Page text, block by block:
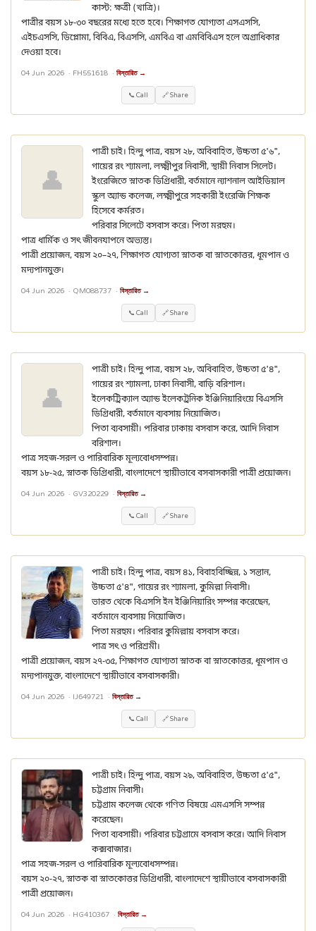
কাস্ট: ক্ষত্রী (খাত্রি)।
পাত্রীর বয়স ১৮-৩০ বছরের মধ্যে হতে হবে। শিক্ষাগত যোগ্যতা এসএসসি,
এইচএসসি, ডিপ্লোমা, বিবিএ, বিএসসি, এমবিএ বা এমবিবিএস হলে অগ্রাধিকার
দেওয়া হবে।
04 Jun 2026 · FH551618 · বিস্তারিত →
📞 Call 🔗 Share
👤
পাত্রী চাই। হিন্দু পাত্র, বয়স ২৮, অবিবাহিত, উচ্চতা ৫'৬",
গায়ের রং শ্যামলা, লক্ষ্মীপুর নিবাসী, স্থায়ী নিবাস সিলেট।
ইংরেজিতে স্নাতক ডিগ্রিধারী, বর্তমানে ন্যাশনাল আইডিয়াল
স্কুল অ্যান্ড কলেজ, লক্ষ্মীপুরে সহকারী ইংরেজি শিক্ষক
হিসেবে কর্মরত।
পরিবার সিলেটে বসবাস করে। পিতা মরহুম।
পাত্র ধার্মিক ও সৎ জীবনযাপনে অভ্যস্ত।
পাত্রী প্রয়োজন, বয়স ২০–২৭, শিক্ষাগত যোগ্যতা স্নাতক বা স্নাতকোত্তর, ধূমপান ও
মদ্যপানমুক্ত।
04 Jun 2026 · QM088737 · বিস্তারিত →
📞 Call 🔗 Share
👤
পাত্রী চাই। হিন্দু পাত্র, বয়স ২৮, অবিবাহিত, উচ্চতা ৫'৪",
গায়ের রং শ্যামলা, ঢাকা নিবাসী, বাড়ি বরিশাল।
ইলেকট্রিক্যাল অ্যান্ড ইলেকট্রনিক ইঞ্জিনিয়ারিংয়ে বিএসসি
ডিগ্রিধারী, বর্তমানে ব্যবসায় নিয়োজিত।
পিতা ব্যবসায়ী। পরিবার ঢাকায় বসবাস করে, আদি নিবাস
বরিশাল।
পাত্র সহজ-সরল ও পারিবারিক মূল্যবোধসম্পন্ন।
বয়স ১৮-২৫, স্নাতক ডিগ্রিধারী, বাংলাদেশে স্থায়ীভাবে বসবাসকারী পাত্রী প্রয়োজন।
04 Jun 2026 · GV320229 · বিস্তারিত →
📞 Call 🔗 Share
পাত্রী চাই। হিন্দু পাত্র, বয়স ৪১, বিবাহবিচ্ছিন্ন, ১ সন্তান,
উচ্চতা ৫'৪", গায়ের রং শ্যামলা, কুমিল্লা নিবাসী।
ভারত থেকে বিএসসি ইন ইঞ্জিনিয়ারিং সম্পন্ন করেছেন,
বর্তমানে ব্যবসায় নিয়োজিত।
পিতা মরহুম। পরিবার কুমিল্লায় বসবাস করে।
পাত্র সৎ ও পরিশ্রমী।
পাত্রী প্রয়োজন, বয়স ২৭-৩৫, শিক্ষাগত যোগ্যতা স্নাতক বা স্নাতকোত্তর, ধূমপান ও
মদ্যপানমুক্ত, বাংলাদেশে স্থায়ীভাবে বসবাসকারী।
04 Jun 2026 · IJ649721 · বিস্তারিত →
📞 Call 🔗 Share
পাত্রী চাই। হিন্দু পাত্র, বয়স ২৯, অবিবাহিত, উচ্চতা ৫'৫",
চট্টগ্রাম নিবাসী।
চট্টগ্রাম কলেজ থেকে গণিত বিষয়ে এমএসসি সম্পন্ন
করেছেন।
পিতা ব্যবসায়ী। পরিবার চট্টগ্রামে বসবাস করে। আদি নিবাস
কক্সবাজার।
পাত্র সহজ-সরল ও পারিবারিক মূল্যবোধসম্পন্ন।
বয়স ২০-২৭, স্নাতক বা স্নাতকোত্তর ডিগ্রিধারী, বাংলাদেশে স্থায়ীভাবে বসবাসকারী
পাত্রী প্রয়োজন।
04 Jun 2026 · HG410367 · বিস্তারিত →